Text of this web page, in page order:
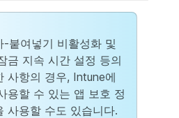
-붙여넣기 비활성화 및
금 지속 시간 설정 등의
사항의 경우, Intune에
용할 수 있는 앱 보호 정
사용할 수도 있습니다.